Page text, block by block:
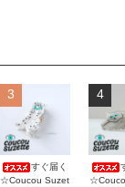
3
すぐ届く
☆Coucou Suzet
4